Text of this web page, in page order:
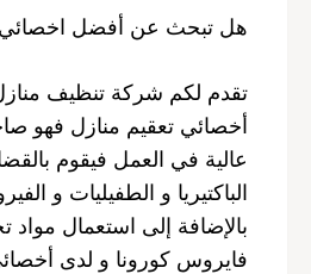
هل تبحث عن أفضل اخصائي
تقدم لكم شركة تنظيف
أخصائي تعقيم منازل فهو
عالية في العمل فيقوم
الباكتيريا و الطفيليات و
بالإضافة إلى استعمال
فايروس كورونا و لدى